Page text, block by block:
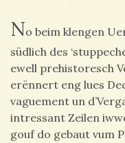
No beim klengen
südlich des
ewell prehistoresch
erënnert eng lues
vaguement un
intressant Zeilen
gouf do gebaut vum